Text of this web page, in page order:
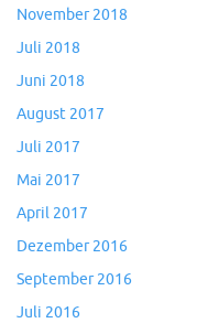
November 2018
Juli 2018
Juni 2018
August 2017
Juli 2017
Mai 2017
April 2017
Dezember 2016
September 2016
Juli 2016